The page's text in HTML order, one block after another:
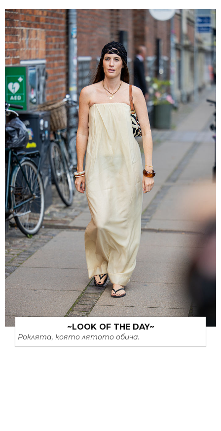
~LOOK OF THE DAY~
Роклята, която лятото обича.